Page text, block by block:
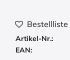
Bestellliste
Artikel-Nr.:
EAN: